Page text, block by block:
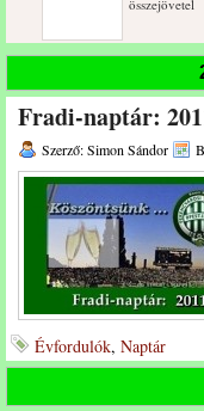
Rendkívüli közgyűlés és a 2025.
Fradi-naptár:
Szerző: Simon Sándor
Évfordulók, Naptár